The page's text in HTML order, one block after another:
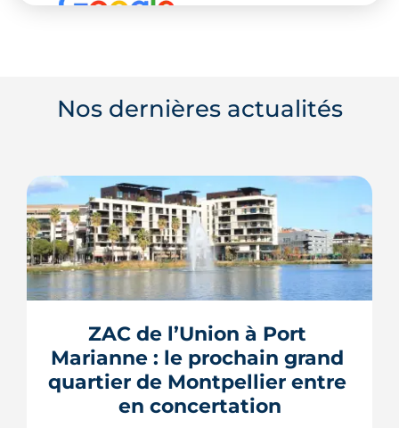
Nos dernières actualités
ZAC de l’Union à Port
Marianne : le prochain grand
quartier de Montpellier entre
en concertation